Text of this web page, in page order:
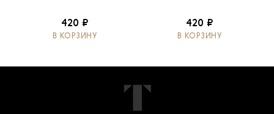
420 ₽
В КОРЗИНУ
420 ₽
В КОРЗИНУ